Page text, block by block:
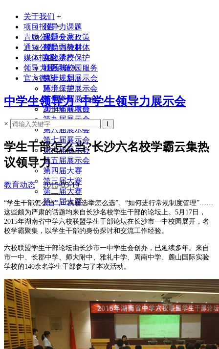
关于我们 +
领导力课题
课题专家
领导力教材
实验学校
联系我们
项目报告 +
改进公共政策
帮助弱势群体
文化遗产保护
社区与校园服务
生涯规划
环境保护
其他类型
2014年前项目
青励公益
通知公告
媒体报道
领导力展示会 +
第十三届展示会
第十二届展示会
第十一届展示会
第十届展示会
第九届展示会
第八届展示会
第七届展示会
第六届展示会
第五届展示会
第四届大赛
第三届大赛
第二届大赛
第一届大赛
官方微店
中学生领导力_中学生领导力展示会
×
学生干部怎么当?长沙六名校学霸云集热
议领导力
教育动态2015-05-19
“学生干部怎么当”、“换届选举怎么选”、“如何进行常规制度管理”……
这些颇为严肃的话题均来自长沙名校学生干部的论坛上。5月17日，
2015年湖南省中学六校联盟学生干部论坛在长沙市一中校园展开，名
校学霸聚集，以学生干部的身份探讨和交流工作经验。
六校联盟学生干部论坛由长沙市一中学生会创办，已延续多年。来自
市一中、长郡中学、师大附中、雅礼中学、周南中学、麓山国际实验
学校的140余名学生干部参与了本次活动。